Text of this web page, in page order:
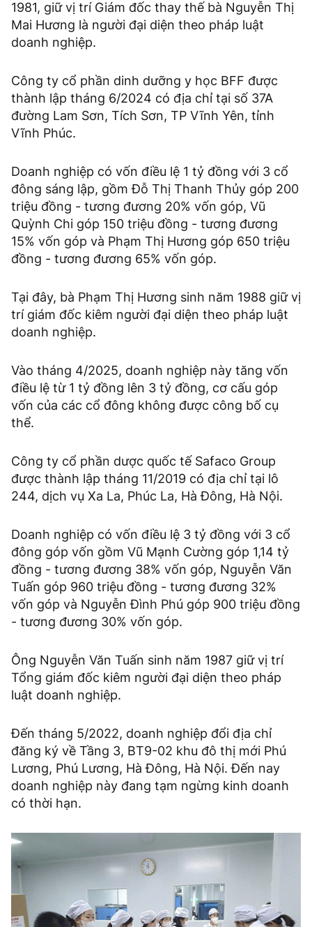
1981, giữ vị trí Giám đốc thay thế bà Nguyễn Thị
Mai Hương là người đại diện theo pháp luật
doanh nghiệp.
Công ty cổ phần dinh dưỡng y học BFF được
thành lập tháng 6/2024 có địa chỉ tại số 37A
đường Lam Sơn, Tích Sơn, TP Vĩnh Yên, tỉnh
Vĩnh Phúc.
Doanh nghiệp có vốn điều lệ 1 tỷ đồng với 3 cổ
đông sáng lập, gồm Đỗ Thị Thanh Thủy góp 200
triệu đồng - tương đương 20% vốn góp, Vũ
Quỳnh Chi góp 150 triệu đồng - tương đương
15% vốn góp và Phạm Thị Hương góp 650 triệu
đồng - tương đương 65% vốn góp.
Tại đây, bà Phạm Thị Hương sinh năm 1988 giữ vị
trí giám đốc kiêm người đại diện theo pháp luật
doanh nghiệp.
Vào tháng 4/2025, doanh nghiệp này tăng vốn
điều lệ từ 1 tỷ đồng lên 3 tỷ đồng, cơ cấu góp
vốn của các cổ đông không được công bố cụ
thể.
Công ty cổ phần dược quốc tế Safaco Group
được thành lập tháng 11/2019 có địa chỉ tại lô
244, dịch vụ Xa La, Phúc La, Hà Đông, Hà Nội.
Doanh nghiệp có vốn điều lệ 3 tỷ đồng với 3 cổ
đông góp vốn gồm Vũ Mạnh Cường góp 1,14 tỷ
đồng - tương đương 38% vốn góp, Nguyễn Văn
Tuấn góp 960 triệu đồng - tương đương 32%
vốn góp và Nguyễn Đình Phú góp 900 triệu đồng
- tương đương 30% vốn góp.
Ông Nguyễn Văn Tuấn sinh năm 1987 giữ vị trí
Tổng giám đốc kiêm người đại diện theo pháp
luật doanh nghiệp.
Đến tháng 5/2022, doanh nghiệp đổi địa chỉ
đăng ký về Tầng 3, BT9-02 khu đô thị mới Phú
Lương, Phú Lương, Hà Đông, Hà Nội. Đến nay
doanh nghiệp này đang tạm ngừng kinh doanh
có thời hạn.